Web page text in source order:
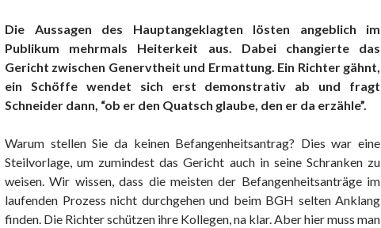
Die Aussagen des Hauptangeklagten lösten angeblich im
Publikum mehrmals Heiterkeit aus. Dabei changierte das
Gericht zwischen Genervtheit und Ermattung. Ein Richter gähnt,
ein Schöffe wendet sich erst demonstrativ ab und fragt
Schneider dann, “ob er den Quatsch glaube, den er da erzähle”.
Warum stellen Sie da keinen Befangenheitsantrag? Dies war eine
Steilvorlage, um zumindest das Gericht auch in seine Schranken zu
weisen. Wir wissen, dass die meisten der Befangenheitsanträge im
laufenden Prozess nicht durchgehen und beim BGH selten Anklang
finden. Die Richter schützen ihre Kollegen, na klar. Aber hier muss man